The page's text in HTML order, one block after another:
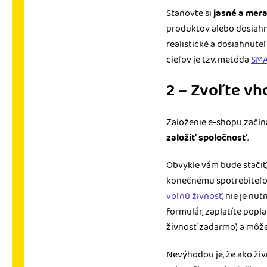
Stanovte sijasné a
produktov alebo
realistické a
cieľov je tzv. metóda
2 – Zvoľte
Založenie e-shopu
založiť spoločnosť.
Obvykle vám bude
konečnému
voľnú živnosť, nie je
formulár, zaplatíte
živnosť zadarmo) a
Nevýhodou je, že ako